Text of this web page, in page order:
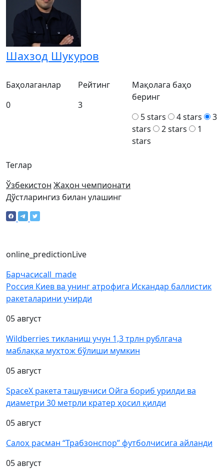
Шахзод Шукуров
Теглар
Ўзбекистон Жаҳон чемпионати
Баҳолаганлар
0
Рейтинг
3
Мақолага баҳо
беринг
5 stars
4 stars
3
stars
2 stars
1
stars
Дўстларингиз билан улашинг
online_predictionLive
Барчасиcall_made
Россия Киев ва унинг атрофига Искандар баллистик
ракеталарини учирди
05 август
Wildberries тикланиш учун 1,3 трлн рублгача
маблаққа муҳтож бўлиши мумкин
05 август
SpaceX ракета ташувчиси Ойга бориб урилди ва
диаметри 30 метрли кратер ҳосил қилди
05 август
Салоҳ расман “Трабзонспор” футболчисига айланди
05 август